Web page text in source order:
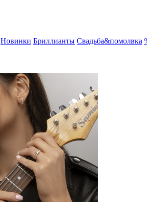
Новинки Бриллианты Свадьба&помолвка